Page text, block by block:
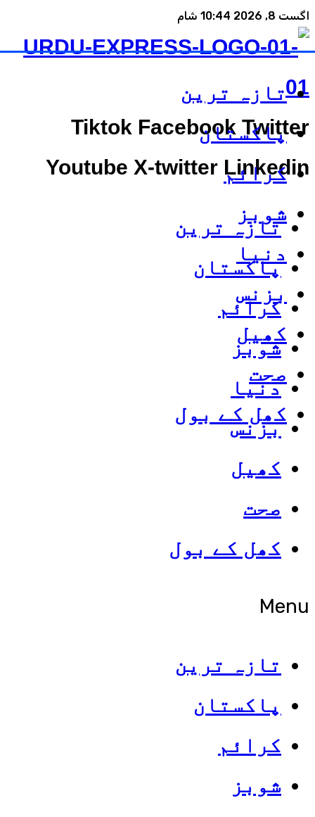
اگست 8, 2026 10:44 شام
Tiktok Facebook Twitter
Youtube X-twitter Linkedin
تازہ ترین
پاکستان
کرائم
شوبز
دنیا
بزنس
کھیل
صحت
کھل کے بول
Menu
تازہ ترین
پاکستان
کرائم
شوبز
تازہ ترین
پاکستان
کرائم
شوبز
دنیا
بزنس
کھیل
صحت
کھل کے بول